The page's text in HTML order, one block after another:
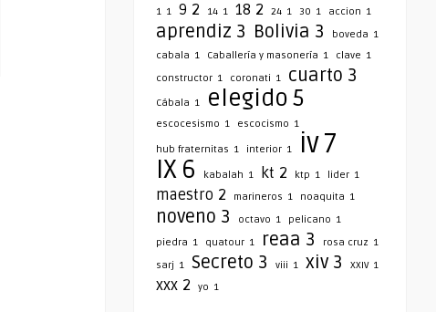
1 1 9 2 14 1 18 2 24 1 30 1 accion 1
aprendiz 3 Bolivia 3 boveda 1
cabala 1 Caballería y masonería 1 clave 1
constructor 1 coronati 1 cuarto 3
Cábala 1 elegido5
escocesismo 1 escocismo 1
hub fraternitas 1 interior 1 iv7
IX 6 kabalah 1 kt 2 ktp 1 lider 1
maestro 2 marineros 1 noaquita 1
noveno 3 octavo 1 pelicano 1
piedra 1 quatour 1 reaa 3 rosa cruz 1
sarj 1 Secreto 3 viii 1 xiv 3 XXIV 1
xxx 2 yo 1